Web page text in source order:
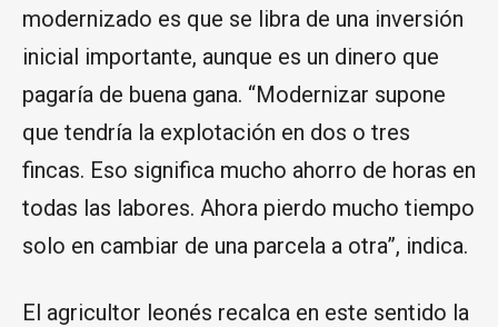
modernizado es que se libra de una inversión
inicial importante, aunque es un dinero que
pagaría de buena gana. “Modernizar supone
que tendría la explotación en dos o tres
fincas. Eso significa mucho ahorro de horas en
todas las labores. Ahora pierdo mucho tiempo
solo en cambiar de una parcela a otra”, indica.
El agricultor leonés recalca en este sentido la